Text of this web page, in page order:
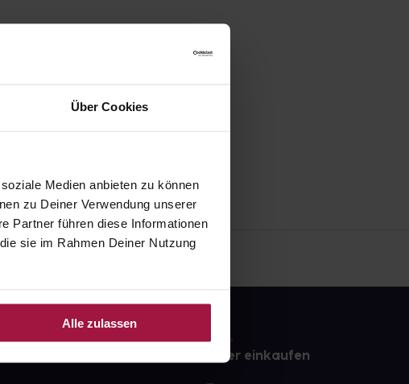
Über Cookies
Medien anbieten zu können
zu Deiner Verwendung unserer
Partner führen diese Informationen
sie im Rahmen Deiner Nutzung
Alle zulassen
Sicher einkaufen